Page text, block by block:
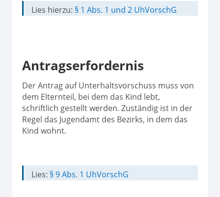
Lies hierzu: § 1 Abs. 1 und 2 UhVorschG
Antragserfordernis
Der Antrag auf Unterhaltsvorschuss muss von
dem Elternteil, bei dem das Kind lebt,
schriftlich gestellt werden. Zuständig ist in der
Regel das Jugendamt des Bezirks, in dem das
Kind wohnt.
Lies: § 9 Abs. 1 UhVorschG